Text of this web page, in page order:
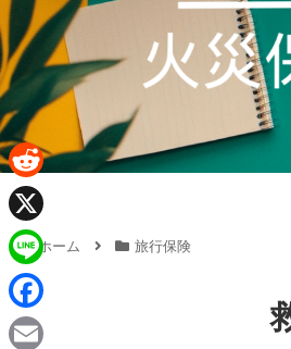
ホーム 旅行保険
R
e
d
d
i
X
L
F